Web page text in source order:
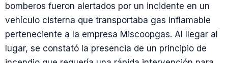
bomberos fueron alertados por un incidente en un
vehículo cisterna que transportaba gas inflamable
perteneciente a la empresa Miscoopgas. Al llegar al
lugar, se constató la presencia de un principio de